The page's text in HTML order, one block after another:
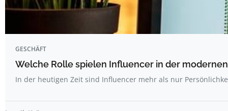
GESCHÄFT
Welche Rolle spielen Influencer in der
In der heutigen Zeit sind Influencer mehr als nur